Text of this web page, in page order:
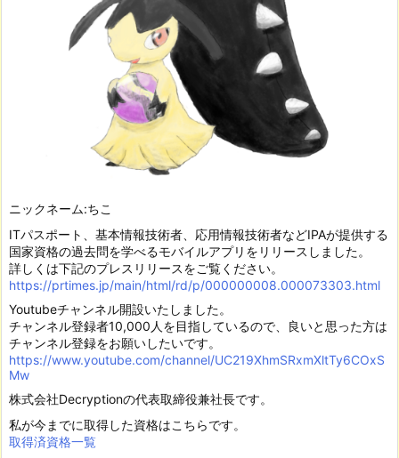
ニックネーム:ちこ
ITパスポート、基本情報技術者、応用情報技術者などIPAが提供する
国家資格の過去問を学べるモバイルアプリをリリースしました。
詳しくは下記のプレスリリースをご覧ください。
https://prtimes.jp/main/html/rd/p/000000008.000073303.html
Youtubeチャンネル開設いたしました。
チャンネル登録者10,000人を目指しているので、良いと思った方は
チャンネル登録をお願いしたいです。
https://www.youtube.com/channel/UC219XhmSRxmXltTy6COxS
Mw
株式会社Decryptionの代表取締役兼社長です。
私が今までに取得した資格はこちらです。
取得済資格一覧